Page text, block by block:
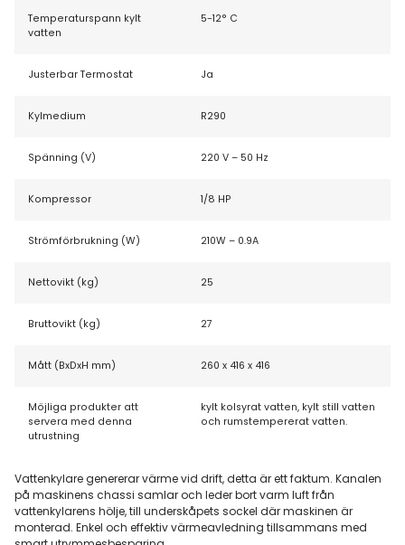
Temperaturspann kylt
vatten
5-12° C
Justerbar Termostat Ja
Kylmedium R290
Spänning (V) 220 V – 50 Hz
Kompressor 1/8 HP
Strömförbrukning (W) 210W – 0.9A
Nettovikt (kg) 25
Bruttovikt (kg) 27
Mått (BxDxH mm) 260 x 416 x 416
Möjliga produkter att
servera med denna
utrustning
kylt kolsyrat vatten, kylt still vatten
och rumstempererat vatten.
Vattenkylare genererar värme vid drift, detta är ett faktum. Kanalen
på maskinens chassi samlar och leder bort varm luft från
vattenkylarens hölje, till underskåpets sockel där maskinen är
monterad. Enkel och effektiv värmeavledning tillsammans med